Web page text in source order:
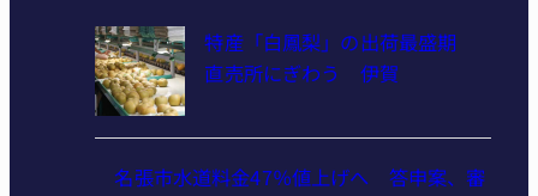
特産「白鳳梨」の出荷最盛期
直売所にぎわう 伊賀
名張市水道料金47％値上げへ 答申案、審